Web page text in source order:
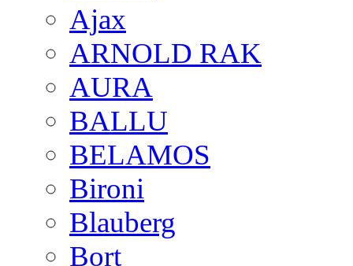
Ajax
ARNOLD RAK
AURA
BALLU
BELAMOS
Bironi
Blauberg
Bort